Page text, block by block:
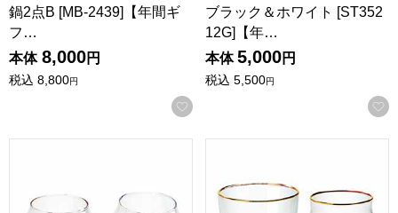
鍋2点B [MB-2439]【年間ギ
フ…
本体 8,000円
税込 8,800円
お気に入りに登録する
ブラック＆ホワイト [ST352
12G]【年…
本体 5,000円
税込 5,500円